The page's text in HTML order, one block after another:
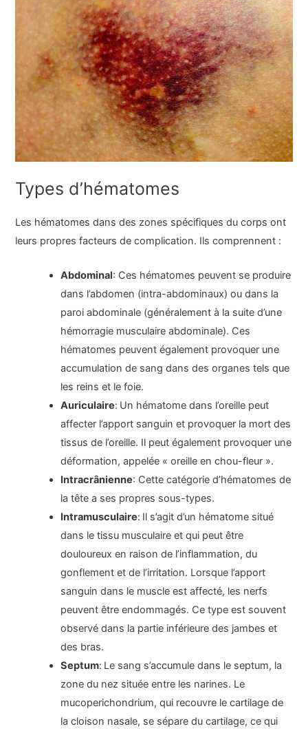
Types d’hématomes
Les hématomes dans des zones spécifiques du corps ont
leurs propres facteurs de complication. Ils comprennent :
Abdominal: Ces hématomes peuvent se produire
dans l’abdomen (intra-abdominaux) ou dans la
paroi abdominale (généralement à la suite d’une
hémorragie musculaire abdominale). Ces
hématomes peuvent également provoquer une
accumulation de sang dans des organes tels que
les reins et le foie.
Auriculaire: Un hématome dans l’oreille peut
affecter l’apport sanguin et provoquer la mort des
tissus de l’oreille. Il peut également provoquer une
déformation, appelée « oreille en chou-fleur ».
Intracrânienne: Cette catégorie d’hématomes de
la tête a ses propres sous-types.
Intramusculaire: Il s’agit d’un hématome situé
dans le tissu musculaire et qui peut être
douloureux en raison de l’inflammation, du
gonflement et de l’irritation. Lorsque l’apport
sanguin dans le muscle est affecté, les nerfs
peuvent être endommagés. Ce type est souvent
observé dans la partie inférieure des jambes et
des bras.
Septum: Le sang s’accumule dans le septum, la
zone du nez située entre les narines. Le
mucoperichondrium, qui recouvre le cartilage de
la cloison nasale, se sépare du cartilage, ce qui